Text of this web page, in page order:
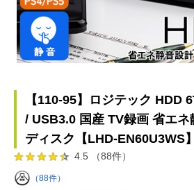
【110-95】ロジテック HDD
/ USB3.0 国産 TV録画 省エネ
ディスク【LHD-EN60U3WS】
4.5 （88件）
（88件）